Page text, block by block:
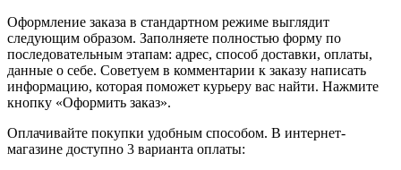
Оформление заказа в стандартном режиме выглядит
следующим образом. Заполняете полностью форму по
последовательным этапам: адрес, способ доставки, оплаты,
данные о себе. Советуем в комментарии к заказу написать
информацию, которая поможет курьеру вас найти. Нажмите
кнопку «Оформить заказ».
Оплачивайте покупки удобным способом. В интернет-
магазине доступно 3 варианта оплаты: